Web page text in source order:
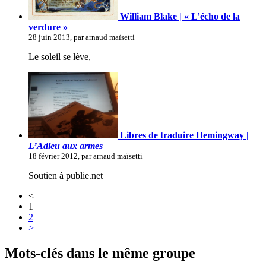
William Blake | « L’écho de la
verdure »
28 juin 2013, par arnaud maïsetti
Le soleil se lève,
Libres de traduire Hemingway |
L’Adieu aux armes
18 février 2012, par arnaud maïsetti
Soutien à publie.net
<
1
2
>
Mots-clés dans le même groupe